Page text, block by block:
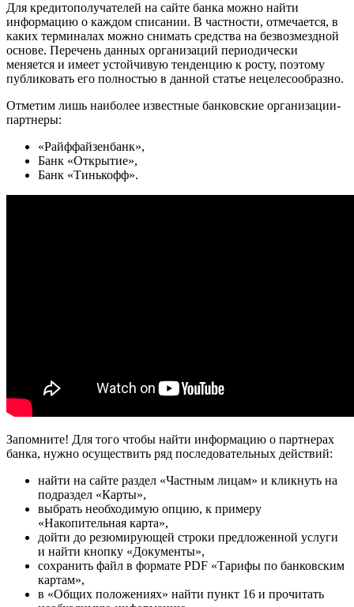
Для кредитополучателей на сайте банка можно найти
информацию о каждом списании. В частности, отмечается, в
каких терминалах можно снимать средства на безвозмездной
основе. Перечень данных организаций периодически
меняется и имеет устойчивую тенденцию к росту, поэтому
публиковать его полностью в данной статье нецелесообразно.
Отметим лишь наиболее известные банковские организации-
партнеры:
«Райффайзенбанк»,
Банк «Открытие»,
Банк «Тинькофф».
Запомните! Для того чтобы найти информацию о партнерах
банка, нужно осуществить ряд последовательных действий:
найти на сайте раздел «Частным лицам» и кликнуть на
подраздел «Карты»,
выбрать необходимую опцию, к примеру
«Накопительная карта»,
дойти до резюмирующей строки предложенной услуги
и найти кнопку «Документы»,
сохранить файл в формате PDF «Тарифы по банковским
картам»,
в «Общих положениях» найти пункт 16 и прочитать